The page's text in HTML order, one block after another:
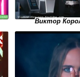
Виктор